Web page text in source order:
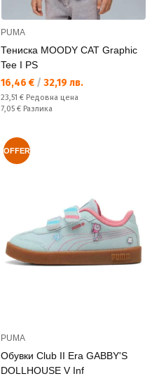
PUMA
Тениска MOODY CAT Graphic
Tee I PS
Текуща цена:
16,46 € / 32,19 лв.
Редовна цена:
23,51 € Редовна цена
Спестявате:
7,05 € Разлика
OFFER
PUMA
Обувки Club II Era GABBY'S
DOLLHOUSE V Inf